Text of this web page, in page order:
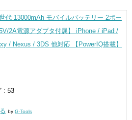
代 13000mAh モバイルバッテリー 2ポー
2A電源アダプタ付属】 iPhone / iPad /
/ Nexus / 3DS 他対応 【PowerIQ搭載】
: 53
by G-Tools